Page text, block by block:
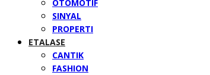
OTOMOTIF
SINYAL
PROPERTI
ETALASE
CANTIK
FASHION